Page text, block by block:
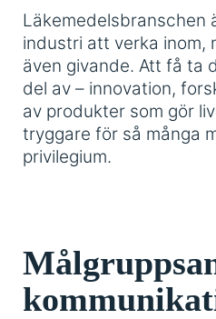
Läkemedelsbranschen
industri att verka inom,
även givande. Att få ta
del av – innovation,
av produkter som gör
tryggare för så många
privilegium.